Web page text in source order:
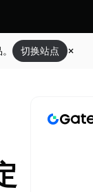
切换站点